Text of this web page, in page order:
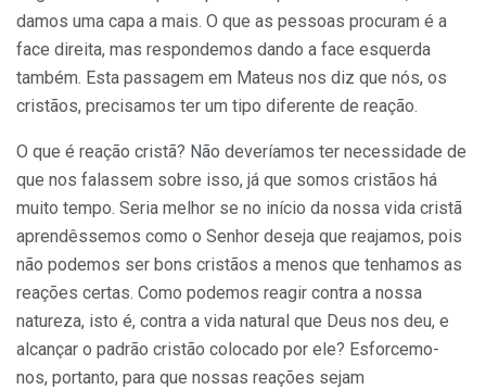
damos uma capa a mais. O que as pessoas procuram é a
face direita, mas respondemos dando a face esquerda
também. Esta passagem em Mateus nos diz que nós, os
cristãos, precisamos ter um tipo diferente de reação.
O que é reação cristã? Não deveríamos ter necessidade de
que nos falassem sobre isso, já que somos cristãos há
muito tempo. Seria melhor se no início da nossa vida cristã
aprendêssemos como o Senhor deseja que reajamos, pois
não podemos ser bons cristãos a menos que tenhamos as
reações certas. Como podemos reagir contra a nossa
natureza, isto é, contra a vida natural que Deus nos deu, e
alcançar o padrão cristão colocado por ele? Esforcemo-
nos, portanto, para que nossas reações sejam